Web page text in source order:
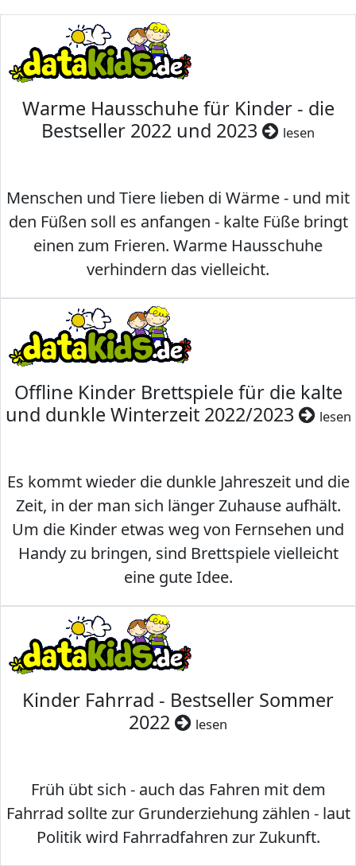
Warme Hausschuhe für Kinder - die
Bestseller 2022 und 2023
lesen
Menschen und Tiere lieben di Wärme - und mit
den Füßen soll es anfangen - kalte Füße bringt
einen zum Frieren. Warme Hausschuhe
verhindern das vielleicht.
Offline Kinder Brettspiele für die kalte
und dunkle Winterzeit 2022/2023
lesen
Es kommt wieder die dunkle Jahreszeit und die
Zeit, in der man sich länger Zuhause aufhält.
Um die Kinder etwas weg von Fernsehen und
Handy zu bringen, sind Brettspiele vielleicht
eine gute Idee.
Kinder Fahrrad - Bestseller Sommer
2022
lesen
Früh übt sich - auch das Fahren mit dem
Fahrrad sollte zur Grunderziehung zählen - laut
Politik wird Fahrradfahren zur Zukunft.